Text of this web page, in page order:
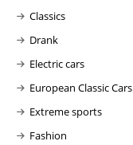
Classics
Drank
Electric cars
European Classic Cars
Extreme sports
Fashion